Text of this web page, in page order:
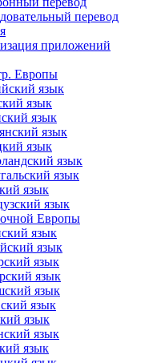
перевод
приложений
Европы
язык
язык
язык
язык
язык
язык
язык
язык
язык
Европы
язык
язык
язык
язык
язык
язык
язык
язык
язык